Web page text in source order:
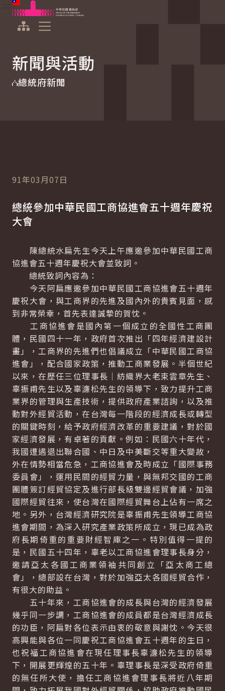
跳到主要內容
中華民國總統府
新聞與活動
總統府新聞
91年03月07日
總統參加中華民國工商協進會五十週年慶祝
大會
陳總統水扁先生今天上午應邀參加中華民國工商
協進會五十週年慶祝大會並致詞。
總統致詞內容為：
今天阿扁應邀參加中華民國工商協進會五十週年
慶祝大會，與工商界的先進及國內外的貴賓見面，感
到非常榮幸，首先表達誠摯的賀忱。
工商協進會是國內第一個成立的全國性工商團
體，民國四十一年，政府首次推出「四年經濟建設計
畫」，工商界的先進們也倡議成立「中華民國工商協
進會」，配合國家政策，推動工商業發展。半個世紀
以來，在歷任三位理事長│紡織界大老束雲章先生、
辜振甫先生以及辜濓松先生的領導下，致力提升工商
業界的管理與生產技術，提供政府產業諮詢，以及推
動對外經貿活動，在台灣每一階段的經濟成長或轉型
的關鍵時刻，給予政府經濟改革的重要建議，對於國
家經濟發展，有卓著的貢獻。例如：民國六十年代，
我國遭遇退出聯合國、中日及中美斷交等重大變故，
外在情勢相當危急，工商協進會及時成立「國際事務
委員會」，運用民間的經貿力量，與無邦交國的工商
團體簽訂經貿協定及進行部長級雙邊經貿會議，加強
國際經貿往來，使台灣在國際經貿舞台上佔有一席之
地。另外，台灣經濟研究院是辜振甫先生領導工商協
進會期間，為深入研究產業政策所成立，現已成為政
府長期倚重的重要財經智庫之一。特別值得一提的
是，民國五十四年，辜老以工商協進會理事長身分，
邀請亞太各國工商業領袖共同創立「亞太商工總
會」，總部設在台灣，對於加強亞太各國經貿合作，
有很大的助益。
五十年來，工商協進會的成長與台灣的經濟發展
幾乎同一步調，工商協進會的成員都是台灣經濟成長
的功臣，阿扁對各位表示由衷的敬意與謝忱。今天很
高興能與各位一同慶祝工商協進會五十週年的生日，
也祝福工商協進會在現任理事長辜濓松先生的領導
下，開展更輝煌的五十年。辜理事長是深受政府倚重
的無任所大使，擔任工商協進會理事長將近八年期